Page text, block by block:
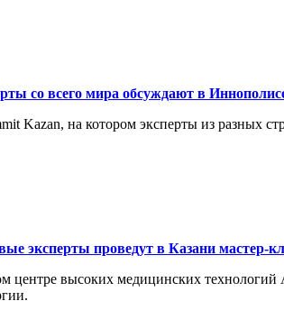
со всего мира обсуждают в
Kazan, на котором эксперты из разных
эксперты проведут в Казани мастер-
центре высоких медицинских